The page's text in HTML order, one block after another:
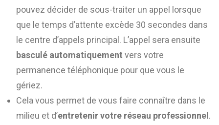
pouvez décider de sous-traiter un appel lorsque
que le temps d’attente excède 30 secondes dans
le centre d’appels principal. L’appel sera ensuite
basculé automatiquement vers votre
permanence téléphonique pour que vous le
gériez.
Cela vous permet de vous faire connaître dans le
milieu et d’entretenir votre réseau professionnel .